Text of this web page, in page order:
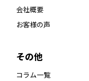
会社概要
お客様の声
その他
コラム一覧